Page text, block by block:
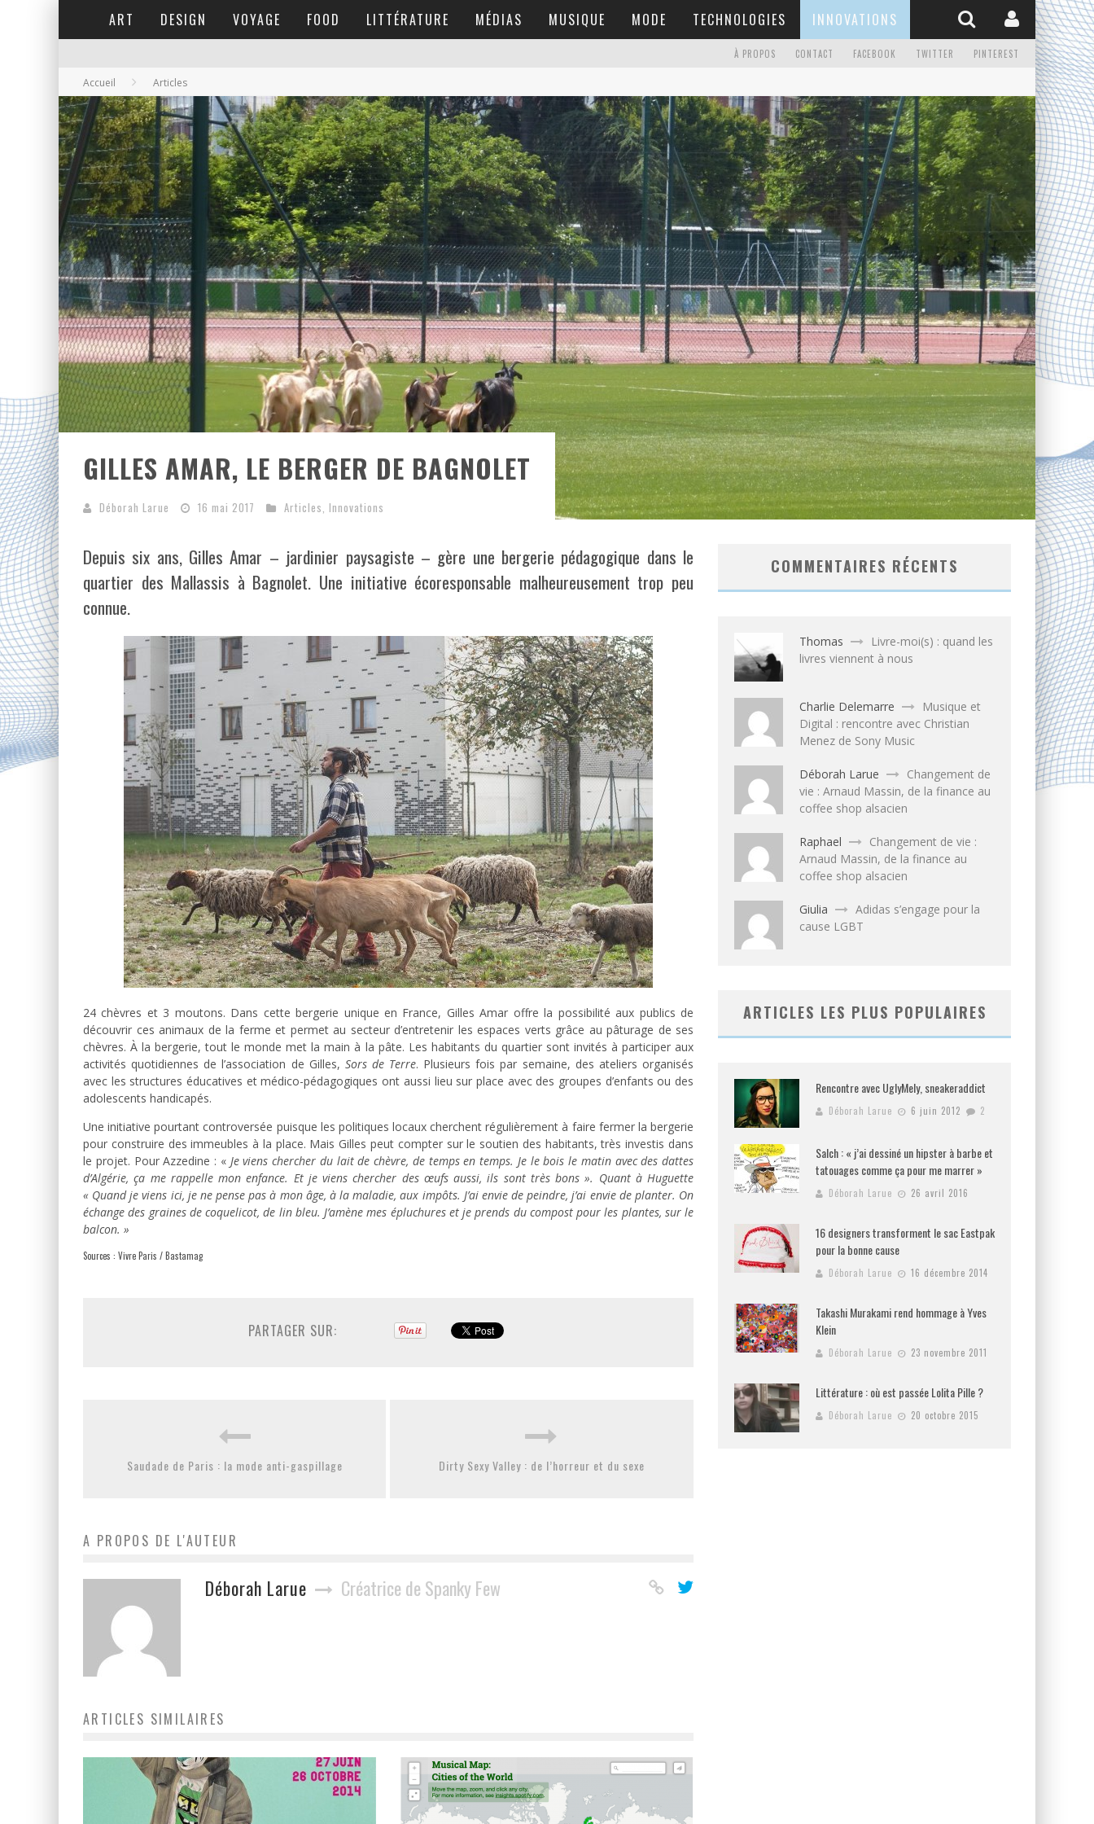
ART DESIGN VOYAGE FOOD LITTÉRATURE MÉDIAS MUSIQUE MODE TECHNOLOGIES INNOVATIONS
À PROPOS CONTACT FACEBOOK TWITTER PINTEREST
Accueil Articles
GILLES AMAR, LE BERGER DE BAGNOLET
Déborah Larue 16 mai 2017 Articles, Innovations
Depuis six ans, Gilles Amar – jardinier paysagiste – gère une bergerie pédagogique dans le
quartier des Mallassis à Bagnolet. Une initiative écoresponsable malheureusement trop peu
connue.
24 chèvres et 3 moutons. Dans cette bergerie unique en France, Gilles Amar offre la possibilité aux publics de
découvrir ces animaux de la ferme et permet au secteur d’entretenir les espaces verts grâce au pâturage de ses
chèvres. À la bergerie, tout le monde met la main à la pâte. Les habitants du quartier sont invités à participer aux
activités quotidiennes de l’association de Gilles, Sors de Terre. Plusieurs fois par semaine, des ateliers organisés
avec les structures éducatives et médico-pédagogiques ont aussi lieu sur place avec des groupes d’enfants ou des
adolescents handicapés.
Une initiative pourtant controversée puisque les politiques locaux cherchent régulièrement à faire fermer la bergerie
pour construire des immeubles à la place. Mais Gilles peut compter sur le soutien des habitants, très investis dans
le projet. Pour Azzedine : « Je viens chercher du lait de chèvre, de temps en temps. Je le bois le matin avec des dattes
d’Algérie, ça me rappelle mon enfance. Et je viens chercher des œufs aussi, ils sont très bons ». Quant à Huguette
« Quand je viens ici, je ne pense pas à mon âge, à la maladie, aux impôts. J’ai envie de peindre, j’ai envie de planter. On
échange des graines de coquelicot, de lin bleu. J’amène mes épluchures et je prends du compost pour les plantes, sur le
balcon. »
Sources : Vivre Paris / Bastamag
PARTAGER SUR:
Saudade de Paris : la mode anti-gaspillage Dirty Sexy Valley : de l’horreur et du sexe
A PROPOS DE L'AUTEUR
Déborah Larue Créatrice de Spanky Few
ARTICLES SIMILAIRES
COMMENTAIRES RÉCENTS
Thomas
Livre-moi(s) : quand les
livres viennent à nous
Charlie Delemarre
Musique et
Digital : rencontre avec Christian
Menez de Sony Music
Déborah Larue
Changement de
vie : Arnaud Massin, de la finance au
coffee shop alsacien
Raphael
Changement de vie :
Arnaud Massin, de la finance au
coffee shop alsacien
Giulia
Adidas s’engage pour la
cause LGBT
ARTICLES LES PLUS POPULAIRES
Rencontre avec UglyMely, sneakeraddict
Déborah Larue 6 juin 2012 2
Salch : « j’ai dessiné un hipster à barbe et
tatouages comme ça pour me marrer »
Déborah Larue 26 avril 2016
16 designers transforment le sac Eastpak
pour la bonne cause
Déborah Larue 16 décembre 2014
Takashi Murakami rend hommage à Yves
Klein
Déborah Larue 23 novembre 2011
Littérature : où est passée Lolita Pille ?
Déborah Larue 20 octobre 2015